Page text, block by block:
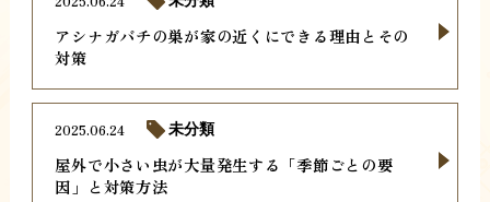
アシナガバチの巣が家の近くにできる理由とその
対策
屋外で小さい虫が大量発生する「季節ごとの要
因」と対策方法
2025.06.24 未分類